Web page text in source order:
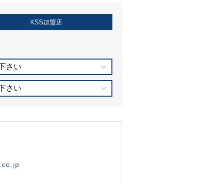
KSS加盟店
さい
さい